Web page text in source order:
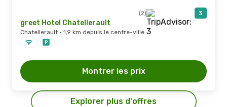
(2) 3
greet Hotel Chatellerault
Chatellerault · 1,9 km depuis le centre-ville
Montrer les prix
Explorer plus d'offres